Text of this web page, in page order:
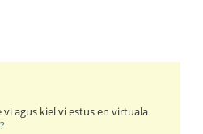
vi agus kiel vi estus en virtuala